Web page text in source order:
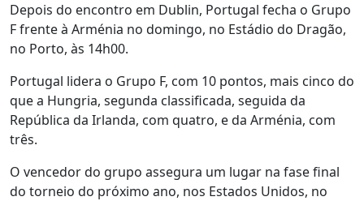
Depois do encontro em Dublin, Portugal fecha o Grupo
F frente à Arménia no domingo, no Estádio do Dragão,
no Porto, às 14h00.
Portugal lidera o Grupo F, com 10 pontos, mais cinco do
que a Hungria, segunda classificada, seguida da
República da Irlanda, com quatro, e da Arménia, com
três.
O vencedor do grupo assegura um lugar na fase final
do torneio do próximo ano, nos Estados Unidos, no